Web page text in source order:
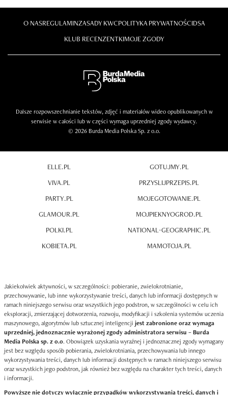
O NASREGULAMINZASADY KWCPOLITYKA PRYWATNOŚCIDSA
KLUB RECENZENTKIMOJE ZGODY
Dalsze rozpowszechnianie tekstów, zdjęć i materiałów wideo opublikowanych w
serwisie w całości lub w części wymaga uprzedniej zgody wydawcy.
© 2026 Burda Media Polska Sp. z o.o.
ELLE.PL
VIVA.PL
PARTY.PL
GLAMOUR.PL
POLKI.PL
KOBIETA.PL
GOTUJMY.PL
PRZYSLIJPRZEPIS.PL
MOJEGOTOWANIE.PL
MOJPIEKNYOGROD.PL
NATIONAL-GEOGRAPHIC.PL
MAMOTOJA.PL
Jakiekolwiek aktywności, w szczególności: pobieranie, zwielokrotnianie,
przechowywanie, lub inne wykorzystywanie treści, danych lub informacji dostępnych w
ramach niniejszego serwisu oraz wszystkich jego podstron, w szczególności w celu ich
eksploracji, zmierzającej dotworzenia, rozwoju, modyfikacji i szkolenia systemów uczenia
maszynowego, algorytmów lub sztucznej inteligencji jest zabronione oraz wymaga
uprzedniej, jednoznacznie wyrażonej zgody administratora serwisu – Burda
Media Polska sp. z o.o. Obowiązek uzyskania wyraźnej i jednoznacznej zgody wymagany
jest bez względu sposób pobierania, zwielokrotniania, przechowywania lub innego
wykorzystywania treści, danych lub informacji dostępnych w ramach niniejszego serwisu
oraz wszystkich jego podstron, jak również bez względu na charakter tych treści, danych
i informacji.
Powyższe nie dotyczy wyłącznie przypadków wykorzystywania treści, danych i